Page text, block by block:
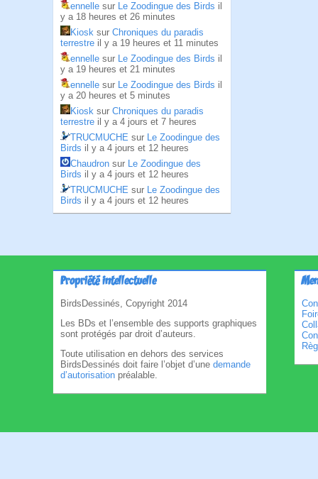
ennelle sur Le Zoodingue des Birds il
y a 18 heures et 26 minutes
Kiosk sur Chroniques du paradis
terrestre il y a 19 heures et 11 minutes
ennelle sur Le Zoodingue des Birds il
y a 19 heures et 21 minutes
ennelle sur Le Zoodingue des Birds il
y a 20 heures et 5 minutes
Kiosk sur Chroniques du paradis
terrestre il y a 4 jours et 7 heures
TRUCMUCHE sur Le Zoodingue des
Birds il y a 4 jours et 12 heures
Chaudron sur Le Zoodingue des
Birds il y a 4 jours et 12 heures
TRUCMUCHE sur Le Zoodingue des
Birds il y a 4 jours et 12 heures
Propriété intellectuelle
BirdsDessinés, Copyright 2014
Les BDs et l’ensemble des supports graphiques
sont protégés par droit d’auteurs.
Toute utilisation en dehors des services
BirdsDessinés doit faire l’objet d’une demande
d’autorisation préalable.